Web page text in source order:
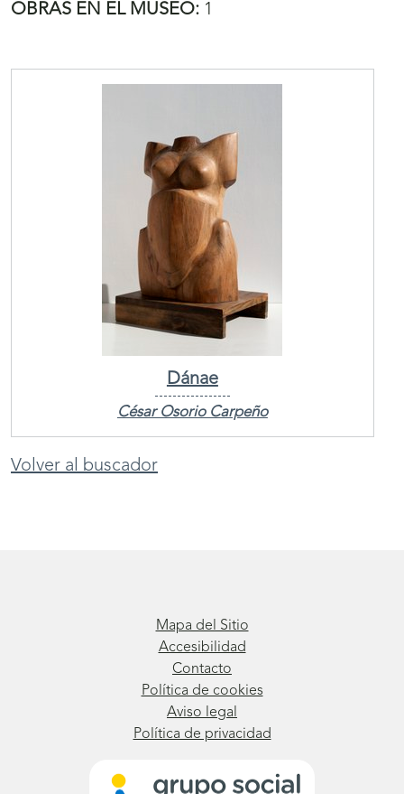
OBRAS EN EL MUSEO: 1
Dánae
César Osorio Carpeño
Volver al buscador
Mapa del Sitio
Accesibilidad
Contacto
Política de cookies
Aviso legal
Política de privacidad